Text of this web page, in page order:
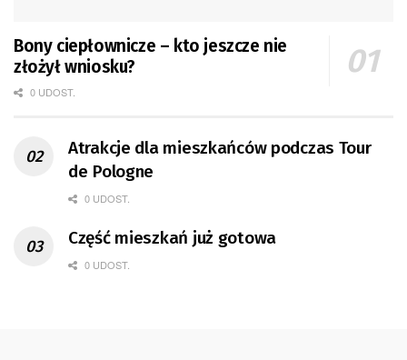
Bony ciepłownicze – kto jeszcze nie
złożył wniosku?
0 UDOST.
Atrakcje dla mieszkańców podczas Tour
de Pologne
0 UDOST.
Część mieszkań już gotowa
0 UDOST.